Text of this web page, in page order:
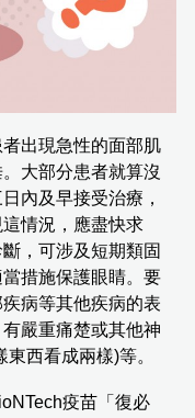
出現急性的面部肌
大部分患者就算沒
內及早接受治療，
情況，應盡快求
，可涉及短期類固
措施保護眼睛。要
病等其他疾病的表
嚴重痛楚或其他神
西看成兩樣)等。
疫苗「復必